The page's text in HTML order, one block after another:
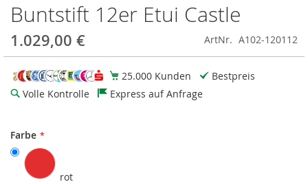
Buntstift 12er Etui Castle
1.029,00 € ArtNr. A102-120112
25.000 Kunden
Bestpreis
Volle Kontrolle
Express auf Anfrage
Farbe
rot
Zum
Anfang
der
Bildgalerie